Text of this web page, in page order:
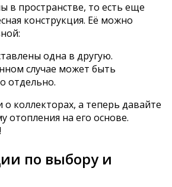
в пространстве, то есть еще
конструкция. Её можно
одна в другую.
случае может быть
отдельно.
коллекторах, а теперь давайте
отопления на его основе.
по выбору и